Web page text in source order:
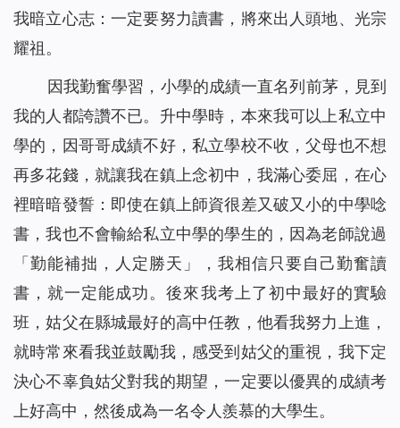
我暗立心志：一定要努力讀書，將來出人頭地、光宗
耀祖。
因我勤奮學習，小學的成績一直名列前茅，見到
我的人都誇讚不已。升中學時，本來我可以上私立中
學的，因哥哥成績不好，私立學校不收，父母也不想
再多花錢，就讓我在鎮上念初中，我滿心委屈，在心
裡暗暗發誓：即使在鎮上師資很差又破又小的中學唸
書，我也不會輸給私立中學的學生的，因為老師說過
「勤能補拙，人定勝天」，我相信只要自己勤奮讀
書，就一定能成功。後來我考上了初中最好的實驗
班，姑父在縣城最好的高中任教，他看我努力上進，
就時常來看我並鼓勵我，感受到姑父的重視，我下定
決心不辜負姑父對我的期望，一定要以優異的成績考
上好高中，然後成為一名令人羨慕的大學生。